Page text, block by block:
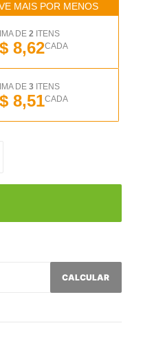
MAIS POR MENOS
DE 2 ITENS
8,62CADA
DE 3 ITENS
8,51CADA
CALCULAR